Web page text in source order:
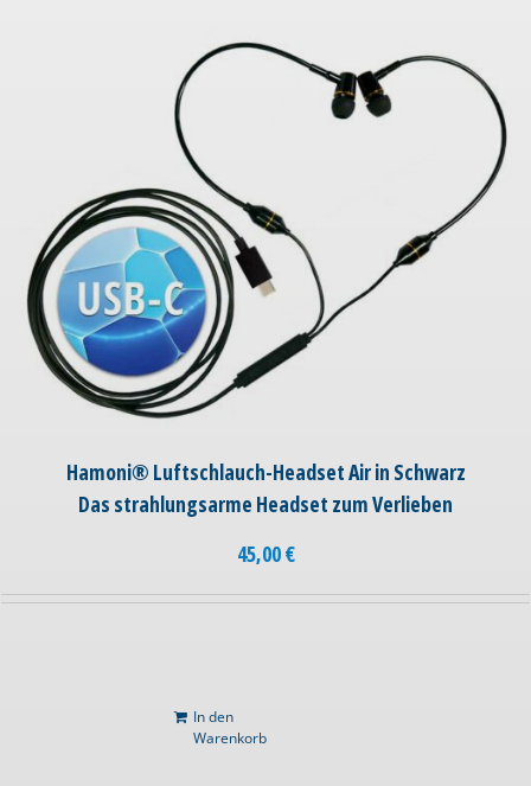
Hamoni® Luftschlauch-Headset Air in Schwarz
Das strahlungsarme Headset zum Verlieben
45,00€
In den
Warenkorb